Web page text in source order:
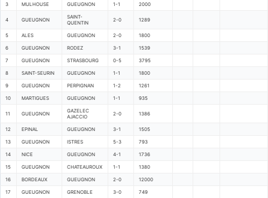
3 MULHOUSE GUEUGNON 1-1 2000
4 GUEUGNON
SAINT-
QUENTIN
2-0 1289
5 ALES GUEUGNON 2-0 1800
6 GUEUGNON RODEZ 3-1 1539
7 GUEUGNON STRASBOURG 0-5 3795
8 SAINT-SEURIN GUEUGNON 1-1 1800
9 GUEUGNON PERPIGNAN 1-2 1261
10 MARTIGUES GUEUGNON 1-1 935
11 GUEUGNON
GAZELEC
AJACCIO
2-0 1386
12 EPINAL GUEUGNON 3-1 1505
13 GUEUGNON ISTRES 5-3 793
14 NICE GUEUGNON 4-1 1736
15 GUEUGNON CHATEAUROUX 1-1 1380
16 BORDEAUX GUEUGNON 2-0 12000
17 GUEUGNON GRENOBLE 3-0 749